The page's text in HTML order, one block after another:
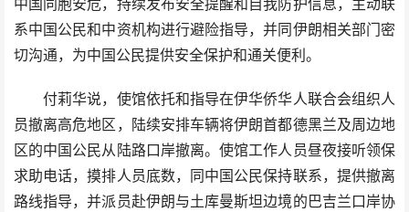
中国同胞安危，持续发布安全提醒和自我防护信息，主动联
系中国公民和中资机构进行避险指导，并同伊朗相关部门密
切沟通，为中国公民提供安全保护和通关便利。
付莉华说，使馆依托和指导在伊华侨华人联合会组织人
员撤离高危地区，陆续安排车辆将伊朗首都德黑兰及周边地
区的中国公民从陆路口岸撤离。使馆工作人员昼夜接听领保
求助电话，摸排人员底数，同中国公民保持联系，提供撤离
路线指导，并派员赴伊朗与土库曼斯坦边境的巴吉兰口岸协